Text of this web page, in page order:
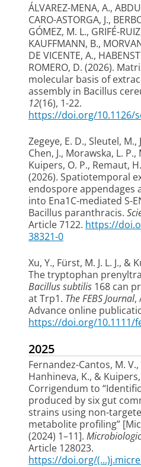
ÁLVAREZ-MENA, A.,
CARO-ASTORGA, J.,
GÓMEZ, M. L., GRIFÉ-
KAUFFMANN, B.,
DE VICENTE, A.,
ROMERO, D. (2026).
molecular basis of
assembly in Bacillus
12(16), 1-22.
https://doi.org/10.1126/
Zegeye, E. D., Sleutel, M.,
Chen, J., Morawska, L. P.,
Kuipers, O. P., Remaut,
(2026). Spatiotemporal
endospore appendages
into Ena1C-mediated S-
Bacillus paranthracis.
Article 7122. https://
38321-0
Xu, Y., Fürst, M. J. L. J., &
The tryptophan
Bacillus subtilis 168 can
at Trp1. The FEBS Journal,
Advance online
https://doi.org/10.1111/
2025
Fernandez-Cantos, M. V.
Hanhineva, K., &
Corrigendum to
produced by six gut
strains using non-
metabolite profiling”
(2024) 1–11].
Article 128023.
https://doi.org/